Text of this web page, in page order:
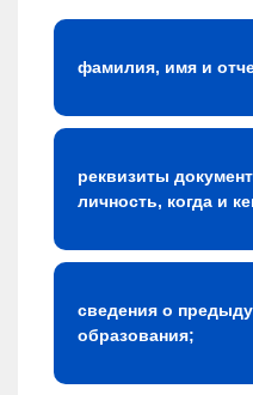
фамилия, имя и
реквизиты
личность, когда и
сведения о
образования;